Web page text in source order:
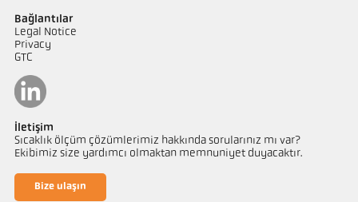
Bağlantılar
Legal Notice
Privacy
GTC
İletişim
Sıcaklık ölçüm çözümlerimiz hakkında sorularınız mı var?
Ekibimiz size yardımcı olmaktan memnuniyet duyacaktır.
Bize ulaşın